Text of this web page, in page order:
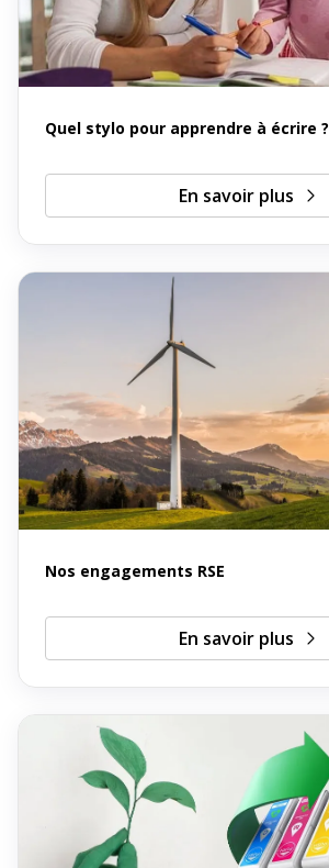
Quel stylo pour apprendre à écrire ?
En savoir plus
Nos engagements RSE
En savoir plus